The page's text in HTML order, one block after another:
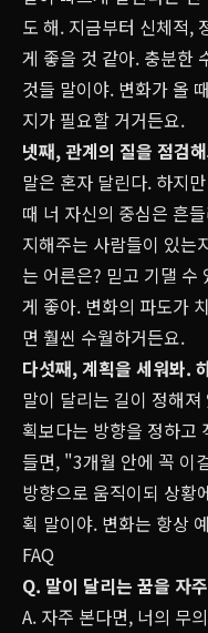
도 해. 지금부터 신체적,
게 좋을 것 같아. 충분한
것들 말이야. 변화가 올
지가 필요할 거거든요.
넷째, 관계의 질을 점검
말은 혼자 달린다. 하지
때 너 자신의 중심은 흔
지해주는 사람들이 있는
는 어른은? 믿고 기댈 수
게 좋아. 변화의 파도가
면 훨씬 수월하거든요.
다섯째, 계획을 세워봐.
말이 달리는 길이 정해
획보다는 방향을 정하고
들면, "3개월 안에 꼭 이
방향으로 움직이되 상황
획 말이야. 변화는 항상
FAQ
Q. 말이 달리는 꿈을 자
A. 자주 본다면, 너의 무